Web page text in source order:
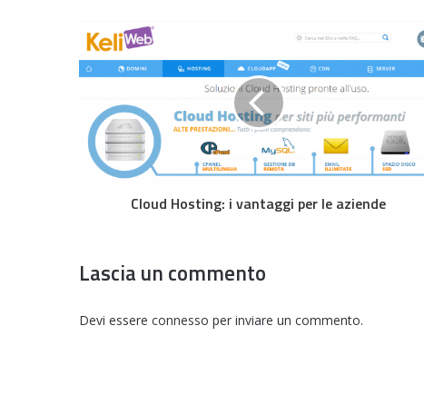
Cloud Hosting: i vantaggi per le aziende
Lascia un commento
Devi essere connesso per inviare un commento.